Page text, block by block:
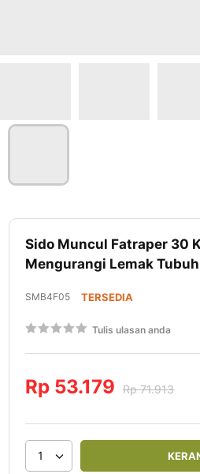
Sido Muncul Fatraper 30
Mengurangi Lemak Tubuh
SMB4F05 TERSEDIA
Rating:
60
% of 100
Tulis ulasan anda
Rp 53.179 Rp 71.913
1
Lewati
awal
galeri